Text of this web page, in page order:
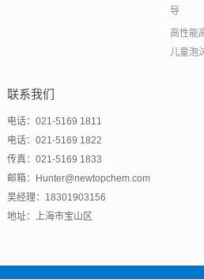
导
高性能
儿童泡
联系我们
电话：021-5169 1811
电话：021-5169 1822
传真：021-5169 1833
邮箱：Hunter@newtopchem.com
吴经理：18301903156
地址：上海市宝山区